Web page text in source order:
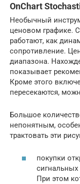
OnChart
Необычный
ценовом графике.
работают, как
сопротивление.
диапазона.
показывает
Кроме этого
пересекаются,
Большое
непонятным,
трактовать эти
покупки
При этом